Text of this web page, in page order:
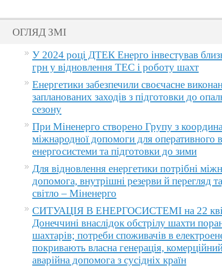
ОГЛЯД ЗМІ
У 2024 році ДТЕК Енерго інвестував
грн у відновлення ТЕС і роботу шахт
Енергетики забезпечили своєчасне
запланованих заходів з підготовки до
сезону
При Міненерго створено Групу з
міжнародної допомоги для оперативного
енергосистеми та підготовки до зими
Для відновлення енергетики потрібні
допомога, внутрішні резерви й перегляд
світло – Міненерго
СИТУАЦІЯ В ЕНЕРГОСИСТЕМІ на 22
Донеччині внаслідок обстрілу шахти
шахтарів; потреби споживачів в
покривають власна генерація,
аварійна допомога з сусідніх країн